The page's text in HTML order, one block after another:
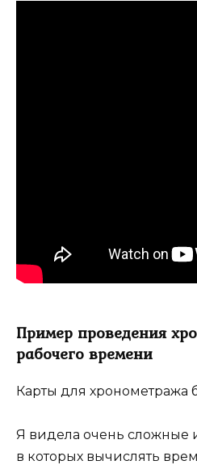
Пример проведения
рабочего времени
Карты для хронометража
Я видела очень сложные
в которых вычислять